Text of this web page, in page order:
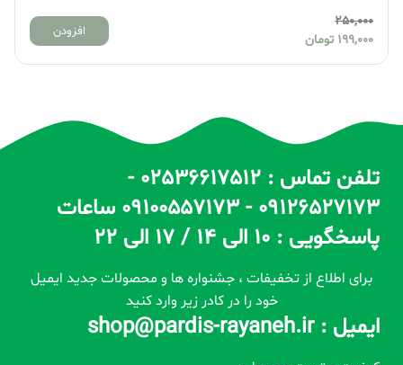
250,000
199,000 تومان
افزودن
تلفن تماس : 02536617512 -
09126527173 - 09100557173 ساعات
پاسخگویی : 10 الی 14 / 17 الی 22
برای اطلاع از تخفیفات ، جشنواره ها و محصولات جدید ایمیل
خود را در کادر زیر وارد کنید
ایمیل : shop@pardis-rayaneh.ir